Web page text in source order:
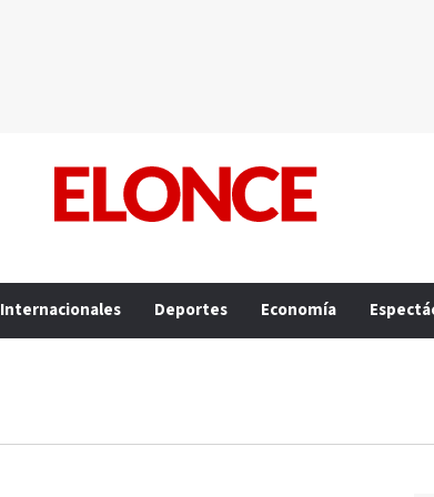
Internacionales Deportes Economía